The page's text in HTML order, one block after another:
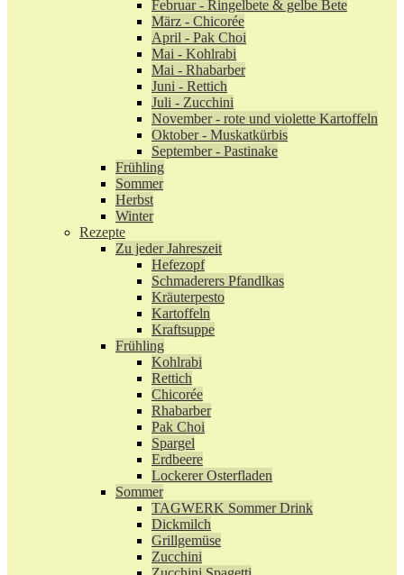
Februar - Ringelbete & gelbe Bete
März - Chicorée
April - Pak Choi
Mai - Kohlrabi
Mai - Rhabarber
Juni - Rettich
Juli - Zucchini
November - rote und violette Kartoffeln
Oktober - Muskatkürbis
September - Pastinake
Frühling
Sommer
Herbst
Winter
Rezepte
Zu jeder Jahreszeit
Hefezopf
Schmaderers Pfandlkas
Kräuterpesto
Kartoffeln
Kraftsuppe
Frühling
Kohlrabi
Rettich
Chicorée
Rhabarber
Pak Choi
Spargel
Erdbeere
Lockerer Osterfladen
Sommer
TAGWERK Sommer Drink
Dickmilch
Grillgemüse
Zucchini